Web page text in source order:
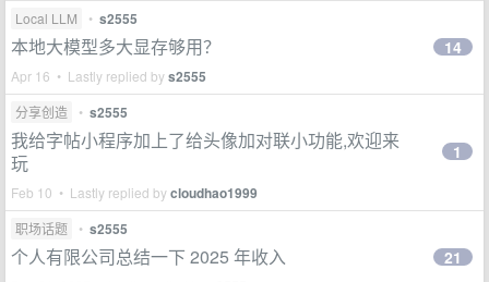
Local LLM
• s2555
本地大模型多大显存够用？
Apr 16 • Lastly replied bys2555
14
分享创造 • s2555
我给字帖小程序加上了给头像加对联小功能,欢迎来
玩
Feb 10 • Lastly replied bycloudhao1999
1
职场话题 • s2555
个人有限公司总结一下 2025 年收入 21